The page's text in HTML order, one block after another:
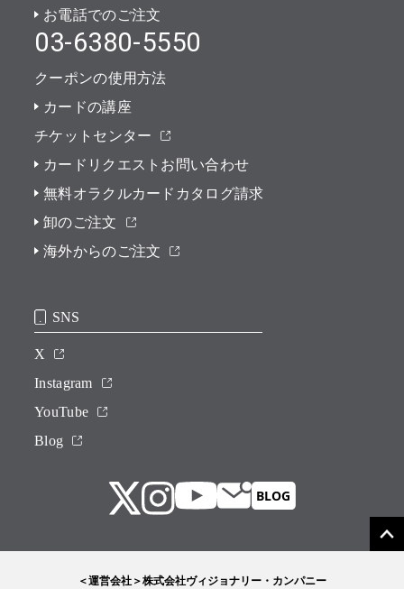
お電話でのご注文
03-6380-5550
クーポンの使用方法
カードの講座
チケットセンター
カードリクエストお問い合わせ
無料オラクルカードカタログ請求
卸のご注文
海外からのご注文
SNS
X
Instagram
YouTube
Blog
＜運営会社＞株式会社ヴィジョナリー・カンパニー